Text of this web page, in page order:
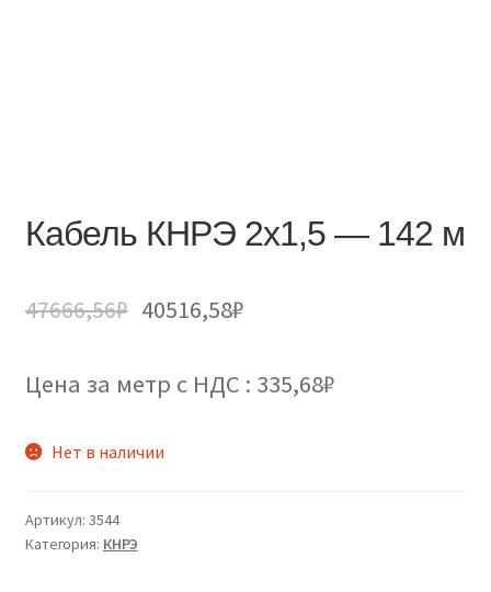
Кабель КНРЭ 2х1,5 — 142 м
47666,56₽ 40516,58₽
Цена за метр с НДС : 335,68₽
Нет в наличии
Артикул: 3544
Категория: КНРЭ